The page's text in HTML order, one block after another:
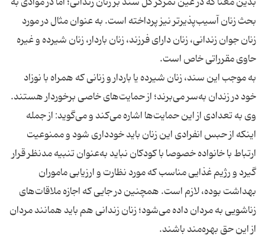
بحث زنان آسیب‌پذیر‌تر نیز پرداخته است. به عنوان مثال در مورد
زنان جوان زندانی، زنان دارای فرزند، زنان باردار، زنان شیرده و غیره
به موجب این سند، زنان شیرده یا باردار و زنانی که همراه با نوزاد
خود در زندان به‌سر می‌برند؛ از حمایت‌های خاصی برخوردار هستند.
وی به تعدادی از این حمایت‌ها اشاره می‌كند و می‌گوید: از جمله
اینكه از حبس انفرادی این زنان باید خودداری شود و ممنوعیت
ارتباط با خانواده خصوصا با کودکان نباید به‌عنوان تنبیه مدنظر قرار
گیرد و رژیم غذایی مناسب که مورد نظارت و ارزیابی ماموران
بهداشت بوده، لازم است. همچنین در جایی که اجازه ملاقات‌های
زناشویی به مردان داده می‌شود؛ زنان زندانی هم باید همانند مردان